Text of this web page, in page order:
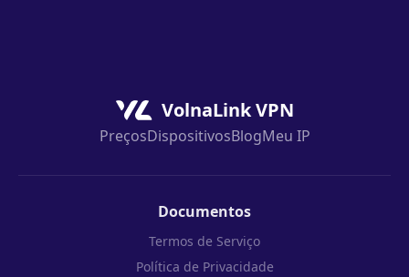
VolnaLink VPN
PreçosDispositivosBlogMeu IP
Documentos
Termos de Serviço
Política de Privacidade